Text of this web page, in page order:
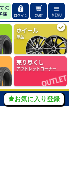
ログイン CART MENU
ホイール
単品
売り尽くし
アウトレットコーナー
お気に入り登録